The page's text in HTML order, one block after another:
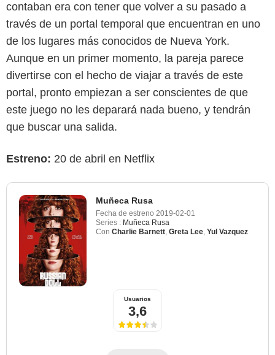
contaban era con tener que volver a su pasado a
través de un portal temporal que encuentran en uno
de los lugares más conocidos de Nueva York.
Aunque en un primer momento, la pareja parece
divertirse con el hecho de viajar a través de este
portal, pronto empiezan a ser conscientes de que
este juego no les deparará nada bueno, y tendrán
que buscar una salida.
Estreno: 20 de abril en Netflix
Muñeca Rusa
Fecha de estreno 2019-02-01
Series : Muñeca Rusa
Con Charlie Barnett, Greta Lee, Yul Vazquez
Usuarios
3,6